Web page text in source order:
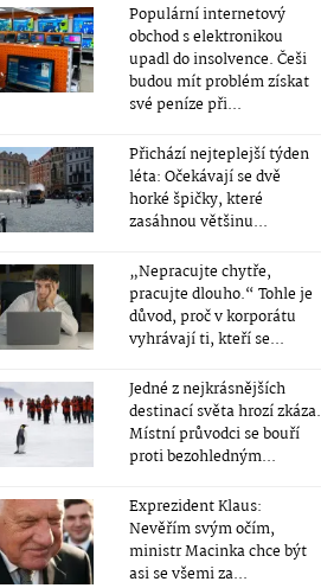
Populární internetový
obchod s elektronikou
upadl do insolvence. Češi
budou mít problém získat
své peníze při...
Přichází nejteplejší týden
léta: Očekávají se dvě
horké špičky, které
zasáhnou většinu...
„Nepracujte chytře,
pracujte dlouho.“ Tohle je
důvod, proč v korporátu
vyhrávají ti, kteří se...
Jedné z nejkrásnějších
destinací světa hrozí zkáza.
Místní průvodci se bouří
proti bezohledným...
Exprezident Klaus:
Nevěřím svým očím,
ministr Macinka chce být
asi se všemi za...